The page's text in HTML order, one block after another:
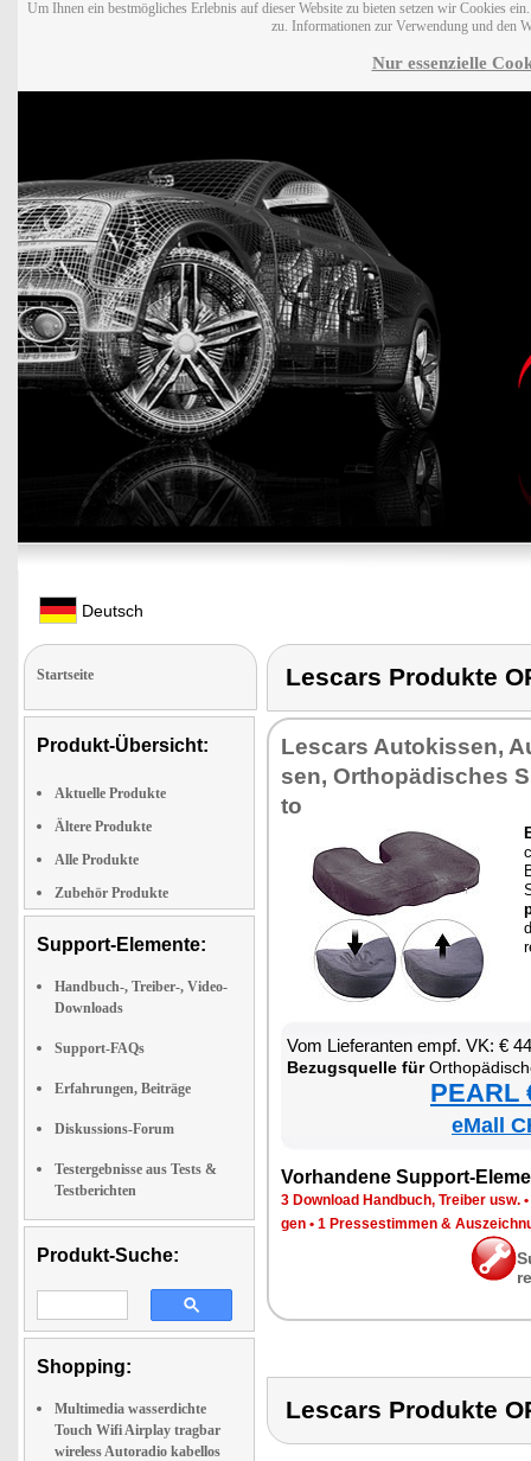
Um Ihnen ein bestmögliches Erlebnis auf dieser Website zu bieten setzen wir Cookies
zu. Informationen zur Verwendung und den
Nur essenzielle
Deutsch
Startseite
Produkt-Übersicht:
Aktuelle Produkte
Ältere Produkte
Alle Produkte
Zubehör Produkte
Support-Elemente:
Handbuch-, Treiber-, Video-
Downloads
Support-FAQs
Erfahrungen, Beiträge
Diskussions-Forum
Testergebnisse aus Tests &
Testberichten
Produkt-Suche:
Shopping:
Multimedia wasserdichte
Touch Wifi Airplay tragbar
wireless Autoradio kabellos
Lescars Produkte
Les­cars Au­to­kis­sen,
sen, Or­tho­pä­di­sches
to
Vom Lie­fe­ran­ten empf. VK: €
Be­zugs­quel­le fürOr­tho­pä­di­sches
PEARL
eMall
Vor­han­de­ne Sup­port-
3 Down­load Hand­buch, Trei­ber usw. •
gen • 1 Pres­se­stim­men &
Lescars Produkte